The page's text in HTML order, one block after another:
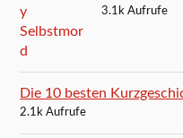
3.1k Aufrufe
Die 10 besten
2.1k Aufrufe